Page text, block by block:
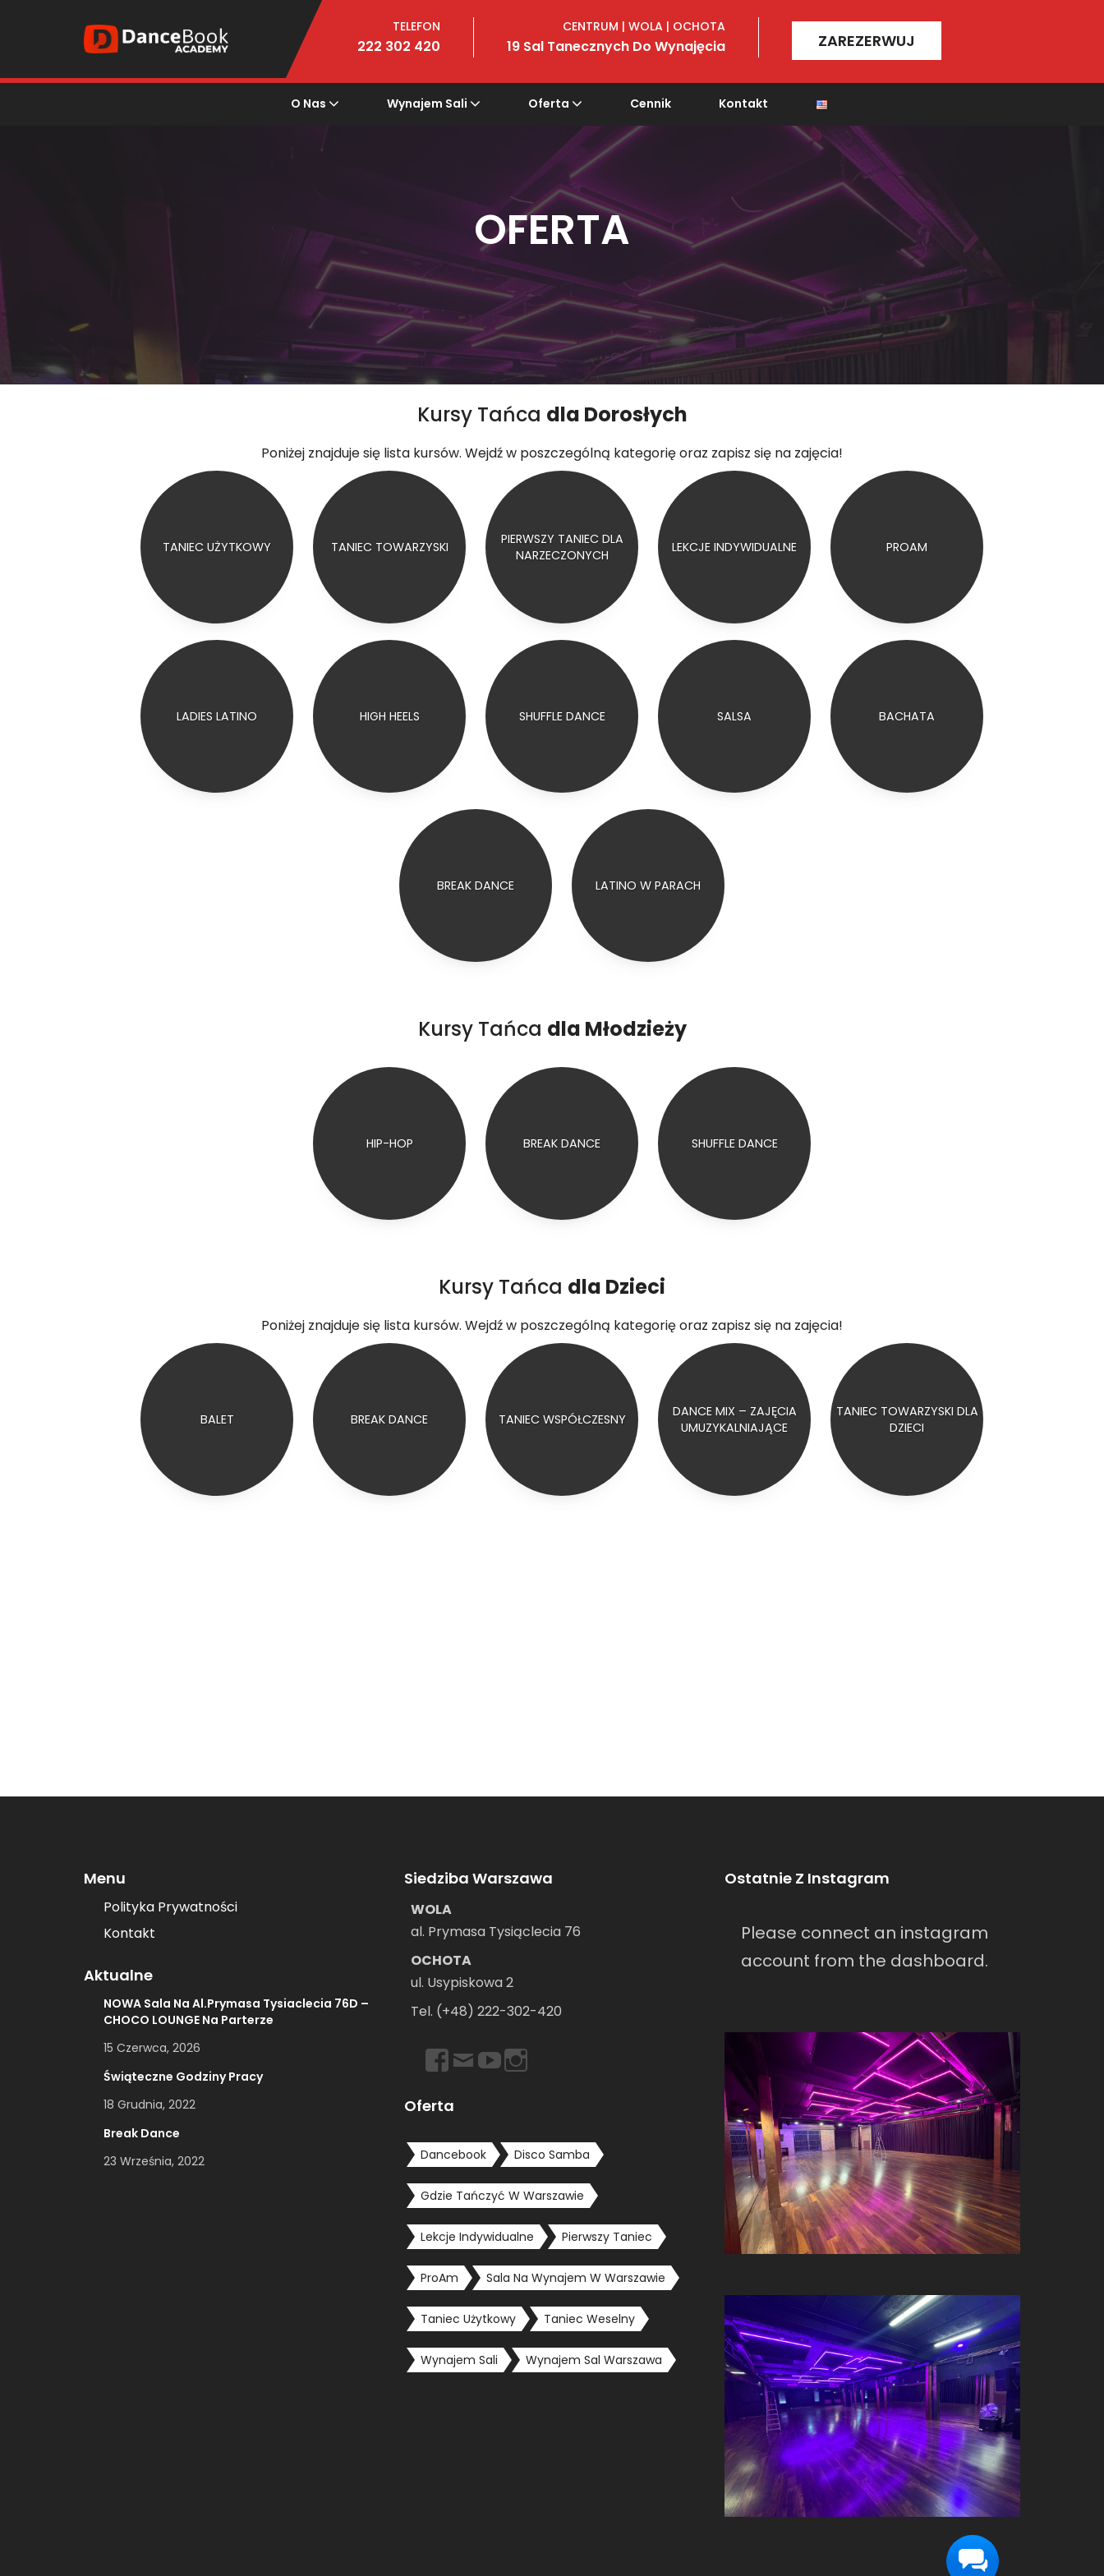
TELEFON
222 302 420
CENTRUM | WOLA | OCHOTA
19 Sal Tanecznych Do Wynajęcia ZAREZERWUJ
O Nas Wynajem Sali Oferta Cennik Kontakt
OFERTA
Kursy Tańca dla Dorosłych
Poniżej znajduje się lista kursów. Wejdź w poszczególną kategorię oraz zapisz się na zajęcia!
TANIEC UŻYTKOWY TANIEC TOWARZYSKI
PIERWSZY TANIEC DLA
NARZECZONYCH
LEKCJE INDYWIDUALNE PROAM
LADIES LATINO HIGH HEELS SHUFFLE DANCE SALSA BACHATA
BREAK DANCE LATINO W PARACH
Kursy Tańca dla Młodzieży
HIP-HOP BREAK DANCE SHUFFLE DANCE
Kursy Tańca dla Dzieci
Poniżej znajduje się lista kursów. Wejdź w poszczególną kategorię oraz zapisz się na zajęcia!
BALET BREAK DANCE TANIEC WSPÓŁCZESNY
DANCE MIX – ZAJĘCIA
UMUZYKALNIAJĄCE
TANIEC TOWARZYSKI DLA
DZIECI
Menu
Polityka Prywatności
Kontakt
Aktualne
NOWA Sala Na Al.Prymasa Tysiaclecia 76D –
CHOCO LOUNGE Na Parterze
15 Czerwca, 2026
Świąteczne Godziny Pracy
18 Grudnia, 2022
Break Dance
23 Września, 2022
Siedziba Warszawa
WOLA
al. Prymasa Tysiąclecia 76
OCHOTA
ul. Usypiskowa 2
Tel. (+48) 222-302-420
https://www.facebook.com/dancebookwarszawa
Emailhttps://www.youtube.com/user/dancebookpl
Oferta
Dancebook Disco Samba
Gdzie Tańczyć W Warszawie
Lekcje Indywidualne Pierwszy Taniec
ProAm Sala Na Wynajem W Warszawie
Taniec Użytkowy Taniec Weselny
Wynajem Sali Wynajem Sal Warszawa
Ostatnie Z Instagram
Please connect an instagram
account from the dashboard.